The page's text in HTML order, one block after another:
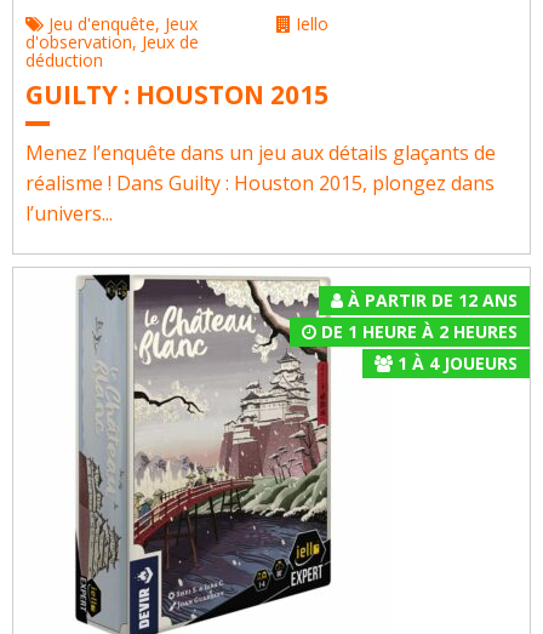
Jeu d'enquête, Jeux
d'observation, Jeux de
déduction
Iello
GUILTY : HOUSTON 2015
Menez l’enquête dans un jeu aux détails glaçants de
réalisme ! Dans Guilty : Houston 2015, plongez dans
l’univers...
À PARTIR DE 12 ANS
DE 1 HEURE À 2 HEURES
1 À 4JOUEURS